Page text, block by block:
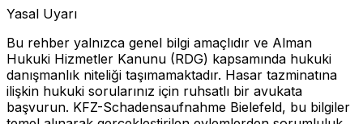
Yasal Uyarı
Bu rehber yalnızca genel bilgi amaçlıdır ve Alman
Hukuki Hizmetler Kanunu (RDG) kapsamında hukuki
danışmanlık niteliği taşımamaktadır. Hasar tazminatına
ilişkin hukuki sorularınız için ruhsatlı bir avukata
başvurun. KFZ-Schadensaufnahme Bielefeld, bu bilgiler